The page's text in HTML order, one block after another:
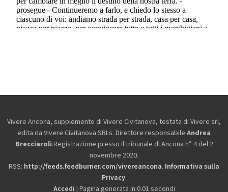
Vivere Ancona, supplemento di Vivere Civitanova, testata di Vivere srl,
edita da Vivere Civitanova SRLs. Direttore responsabile Andrea
Brecciaroli.Registrazione presso il tribunale di Ancona n° 4 del 2
novembre 2020.
RSS: http://feeds.feedburner.com/vivereancona. Informativa sulla
Privacy.
Accedi | Pagina generata in 0.01 secondi